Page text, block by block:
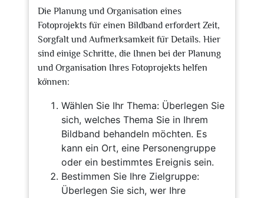
Die Planung und Organisation eines
Fotoprojekts für einen Bildband erfordert Zeit,
Sorgfalt und Aufmerksamkeit für Details. Hier
sind einige Schritte, die Ihnen bei der Planung
und Organisation Ihres Fotoprojekts helfen
können:
Wählen Sie Ihr Thema: Überlegen Sie
sich, welches Thema Sie in Ihrem
Bildband behandeln möchten. Es
kann ein Ort, eine Personengruppe
oder ein bestimmtes Ereignis sein.
Bestimmen Sie Ihre Zielgruppe:
Überlegen Sie sich, wer Ihre